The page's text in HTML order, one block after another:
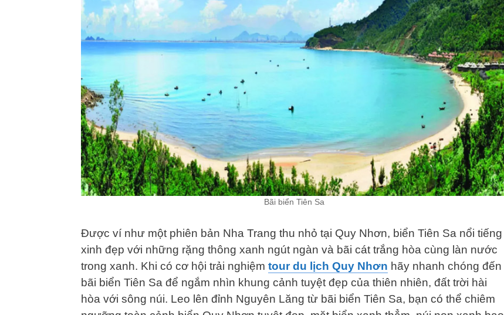
Bãi biển Tiên Sa
Được ví như một phiên bản Nha Trang thu nhỏ tại Quy Nhơn, biển Tiên Sa nổi tiếng
xinh đẹp với những rặng thông xanh ngút ngàn và bãi cát trắng hòa cùng làn nước
trong xanh. Khi có cơ hội trải nghiệm tour du lịch Quy Nhơn hãy nhanh chóng đến
bãi biển Tiên Sa để ngắm nhìn khung cảnh tuyệt đẹp của thiên nhiên, đất trời hài
hòa với sông núi. Leo lên đỉnh Nguyên Lăng từ bãi biển Tiên Sa, bạn có thể chiêm